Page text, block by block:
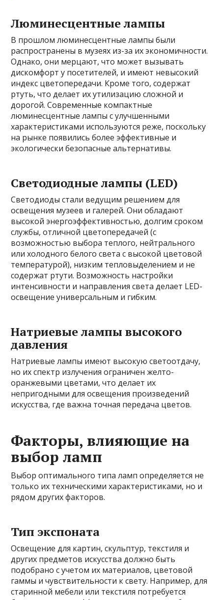
Люминесцентные лампы
В прошлом люминесцентные лампы были
распространены в музеях из-за их экономичности.
Однако, они мерцают, что может вызывать
дискомфорт у посетителей, и имеют невысокий
индекс цветопередачи. Кроме того, содержат
ртуть, что делает их утилизацию сложной и
дорогой. Современные компактные
люминесцентные лампы с улучшенными
характеристиками используются реже, поскольку
на рынке появились более эффективные и
экологически безопасные альтернативы.
Светодиодные лампы (LED)
Светодиоды стали ведущим решением для
освещения музеев и галерей. Они обладают
высокой энергоэффективностью, долгим сроком
службы, отличной цветопередачей (с
возможностью выбора теплого, нейтрального
или холодного белого света с высокой цветовой
температурой), низким тепловыделением и не
содержат ртути. Возможность настройки
интенсивности и направления света делает LED-
освещение универсальным и гибким.
Натриевые лампы высокого
давления
Натриевые лампы имеют высокую светоотдачу,
но их спектр излучения ограничен желто-
оранжевыми цветами, что делает их
непригодными для освещения произведений
искусства, где важна точная передача цветов.
Факторы, влияющие на
выбор ламп
Выбор оптимального типа ламп определяется не
только их техническими характеристиками, но и
рядом других факторов.
Тип экспоната
Освещение для картин, скульптур, текстиля и
других предметов искусства должно быть
подобрано с учетом их материалов, цветовой
гаммы и чувствительности к свету. Например, для
старинной мебели или текстиля потребуется